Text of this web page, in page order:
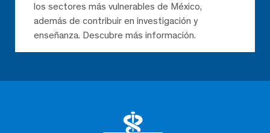
los sectores más vulnerables de México,
además de contribuir en investigación y
enseñanza. Descubre más información.